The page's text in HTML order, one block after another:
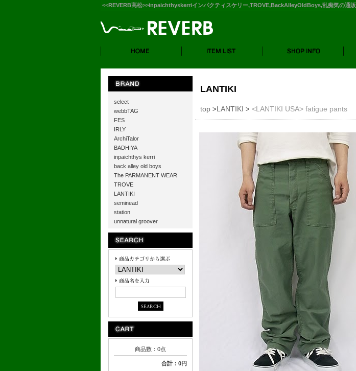
<<REVERB高松>>inpaichthyskerriインパクティスケリー,TROVE,BackAlleyOldBoys,乱痴気の通販
select
webbTAG
FES
IRLY
ArchiTalor
BADHIYA
inpaichthys kerri
back alley old boys
The PARMANENT WEAR
TROVE
LANTIKI
seminead
station
unnatural groover
商品数：0点
合計：0円
LANTIKI
top >LANTIKI > <LANTIKI USA> fatigue pants